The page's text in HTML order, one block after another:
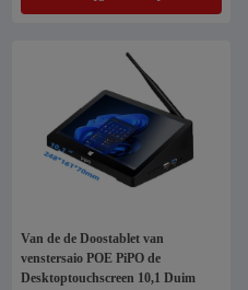
Van de de Doostablet van
venstersaio POE PiPO de
Desktoptouchscreen 10,1 Duim